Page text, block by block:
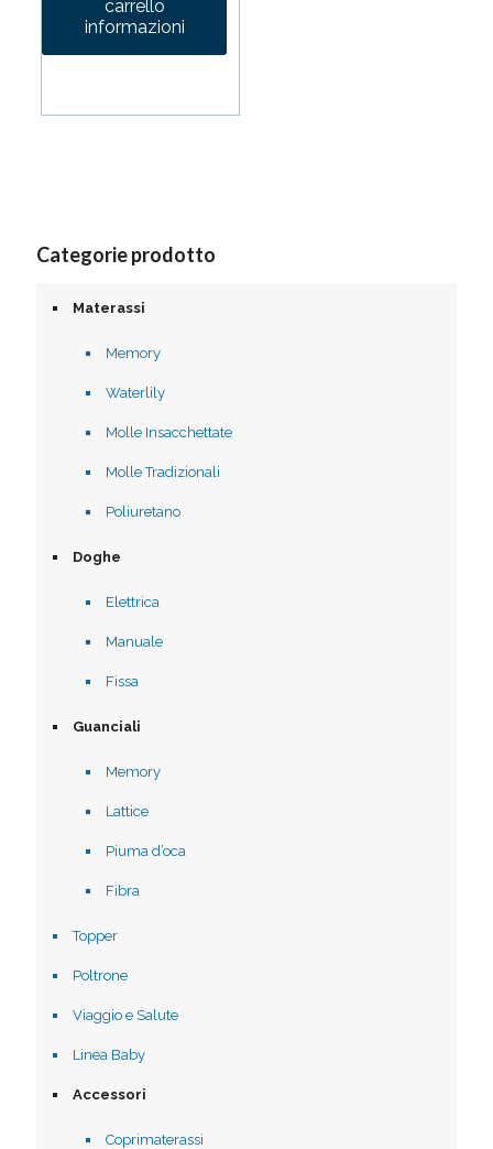
120,00€.
carrello
informazioni
Categorie prodotto
Materassi
Memory
Waterlily
Molle Insacchettate
Molle Tradizionali
Poliuretano
Doghe
Elettrica
Manuale
Fissa
Guanciali
Memory
Lattice
Piuma d’oca
Fibra
Topper
Poltrone
Viaggio e Salute
Linea Baby
Accessori
Coprimaterassi